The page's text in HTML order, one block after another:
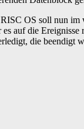
OS soll nun im
auf die Ereignisse
die beendigt